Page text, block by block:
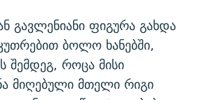
გავლენიანი ფიგურა გახდა
ბოლო ხანებში,
შემდეგ, როცა მისი
მიღებული მთელი რიგი